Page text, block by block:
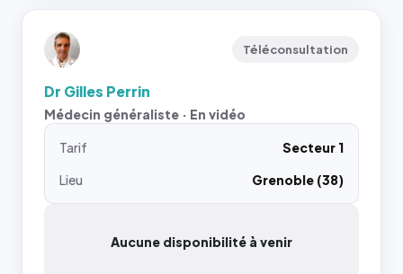
Téléconsultation
Dr Gilles Perrin
Médecin généraliste · En vidéo
Tarif
Secteur 1
Lieu
Grenoble (38)
Aucune disponibilité à venir